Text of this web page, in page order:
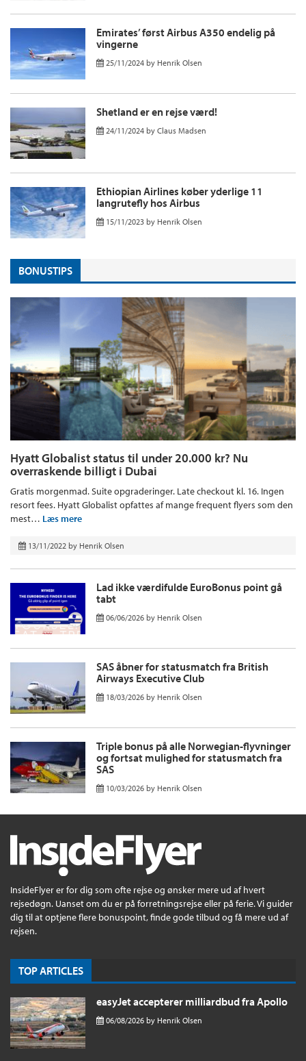
Emirates’ først Airbus A350 endelig på
vingerne
25/11/2024 by Henrik Olsen
Shetland er en rejse værd!
24/11/2024 by Claus Madsen
Ethiopian Airlines køber yderlige 11
langrutefly hos Airbus
15/11/2023 by Henrik Olsen
BONUSTIPS
Hyatt Globalist status til under 20.000 kr? Nu
overraskende billigt i Dubai
Gratis morgenmad. Suite opgraderinger. Late checkout kl. 16. Ingen
resort fees. Hyatt Globalist opfattes af mange frequent flyers som den
mest… Læs mere
13/11/2022 by Henrik Olsen
Lad ikke værdifulde EuroBonus point gå
tabt
06/06/2026 by Henrik Olsen
SAS åbner for statusmatch fra British
Airways Executive Club
18/03/2026 by Henrik Olsen
Triple bonus på alle Norwegian-flyvninger
og fortsat mulighed for statusmatch fra
SAS
10/03/2026 by Henrik Olsen
InsideFlyer er for dig som ofte rejse og ønsker mere ud af hvert
rejsedøgn. Uanset om du er på forretningsrejse eller på ferie. Vi guider
dig til at optjene flere bonuspoint, finde gode tilbud og få mere ud af
rejsen.
TOP ARTICLES
easyJet accepterer milliardbud fra Apollo
06/08/2026 by Henrik Olsen